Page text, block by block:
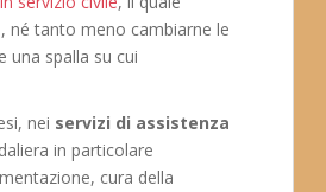
né tanto meno cambiarne le
spalla su cui
nei servizi di assistenza
in particolare
cura della